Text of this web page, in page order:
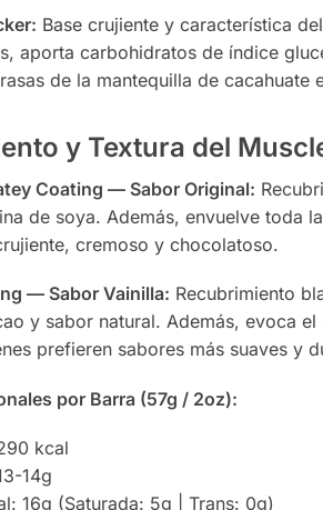
Base crujiente y característica
aporta carbohidratos de índice
de la mantequilla de cacahuate
y Textura del
Coating — Sabor Original:
de soya. Además, envuelve toda
cremoso y chocolatoso.
— Sabor Vainilla: Recubrimiento
y sabor natural. Además, evoca
prefieren sabores más suaves y
por Barra (57g / 2oz):
kcal
14g
16g (Saturada: 5g | Trans: 0g)